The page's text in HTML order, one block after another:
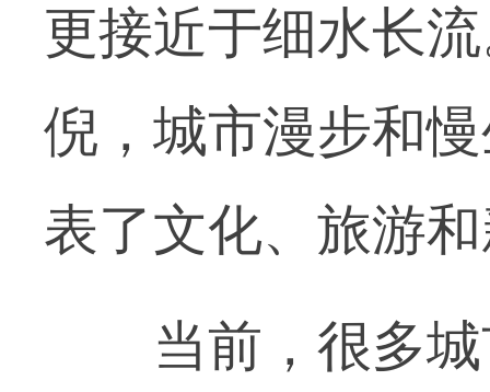
更接近于细水长
倪，城市漫步和
表了文化、旅游
当前，很多城